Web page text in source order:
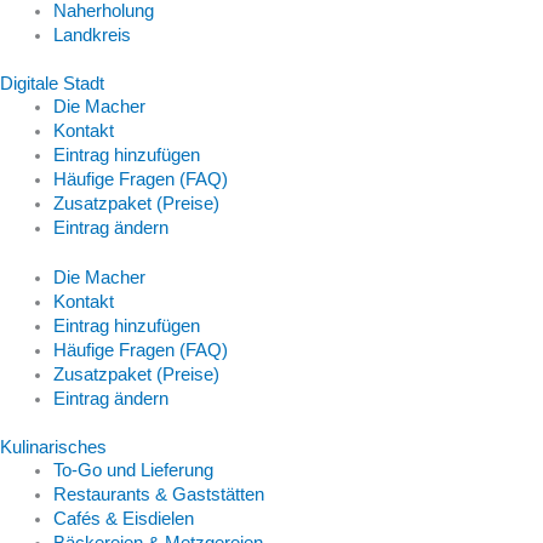
Naherholung
Landkreis
Digitale Stadt
Die Macher
Kontakt
Eintrag hinzufügen
Häufige Fragen (FAQ)
Zusatzpaket (Preise)
Eintrag ändern
Die Macher
Kontakt
Eintrag hinzufügen
Häufige Fragen (FAQ)
Zusatzpaket (Preise)
Eintrag ändern
Kulinarisches
To-Go und Lieferung
Restaurants & Gaststätten
Cafés & Eisdielen